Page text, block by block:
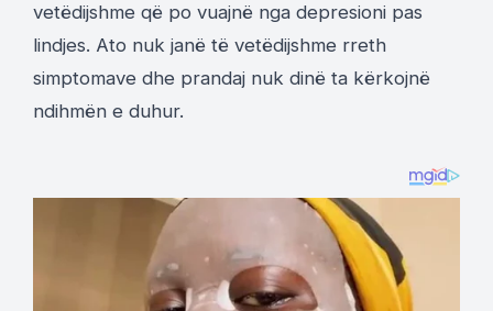
vetëdijshme që po vuajnë nga depresioni pas
lindjes. Ato nuk janë të vetëdijshme rreth
simptomave dhe prandaj nuk dinë ta kërkojnë
ndihmën e duhur.